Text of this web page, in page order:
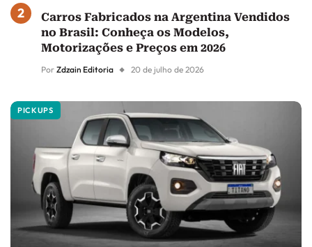
Carros Fabricados na Argentina Vendidos
no Brasil: Conheça os Modelos,
Motorizações e Preços em 2026
Por Zdzain Editoria 20 de julho de 2026
PICKUPS